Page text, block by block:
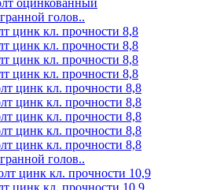
оцинкованный
голов..
цинк кл. прочности 8,8
цинк кл. прочности 8,8
цинк кл. прочности 8,8
цинк кл. прочности 8,8
цинк кл. прочности 8,8
цинк кл. прочности 8,8
цинк кл. прочности 8,8
цинк кл. прочности 8,8
цинк кл. прочности 8,8
голов..
цинк кл. прочности 10,9
цинк кл. прочности 10,9